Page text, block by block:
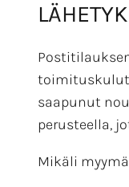
toimituskulut
saapunut
perusteella,
Mikäli